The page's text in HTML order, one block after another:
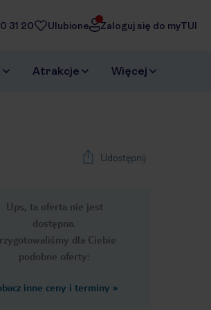
31 20 Ulubione Zaloguj się do myTUI
Atrakcje Więcej
Udostępnij
Ups, ta oferta nie jest
dostępna.
dla Ciebie
podobne oferty:
inne ceny i terminy »
Wyjątkowy